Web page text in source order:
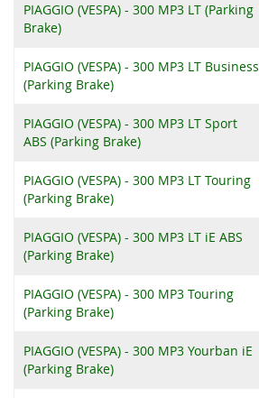
PIAGGIO (VESPA) - 300 MP3 LT (Parking
Brake)
PIAGGIO (VESPA) - 300 MP3 LT Business
(Parking Brake)
PIAGGIO (VESPA) - 300 MP3 LT Sport
ABS (Parking Brake)
PIAGGIO (VESPA) - 300 MP3 LT Touring
(Parking Brake)
PIAGGIO (VESPA) - 300 MP3 LT iE ABS
(Parking Brake)
PIAGGIO (VESPA) - 300 MP3 Touring
(Parking Brake)
PIAGGIO (VESPA) - 300 MP3 Yourban iE
(Parking Brake)